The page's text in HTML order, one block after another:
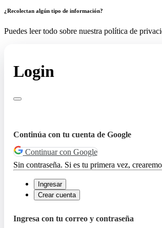
¿Recolectan algún tipo de información?
Puedes leer todo sobre nuestra política de
Login
Continúa con tu cuenta de Google
Continuar con Google
Sin contraseña. Si es tu primera vez,
Ingresar
Crear cuenta
Ingresa con tu correo y contraseña